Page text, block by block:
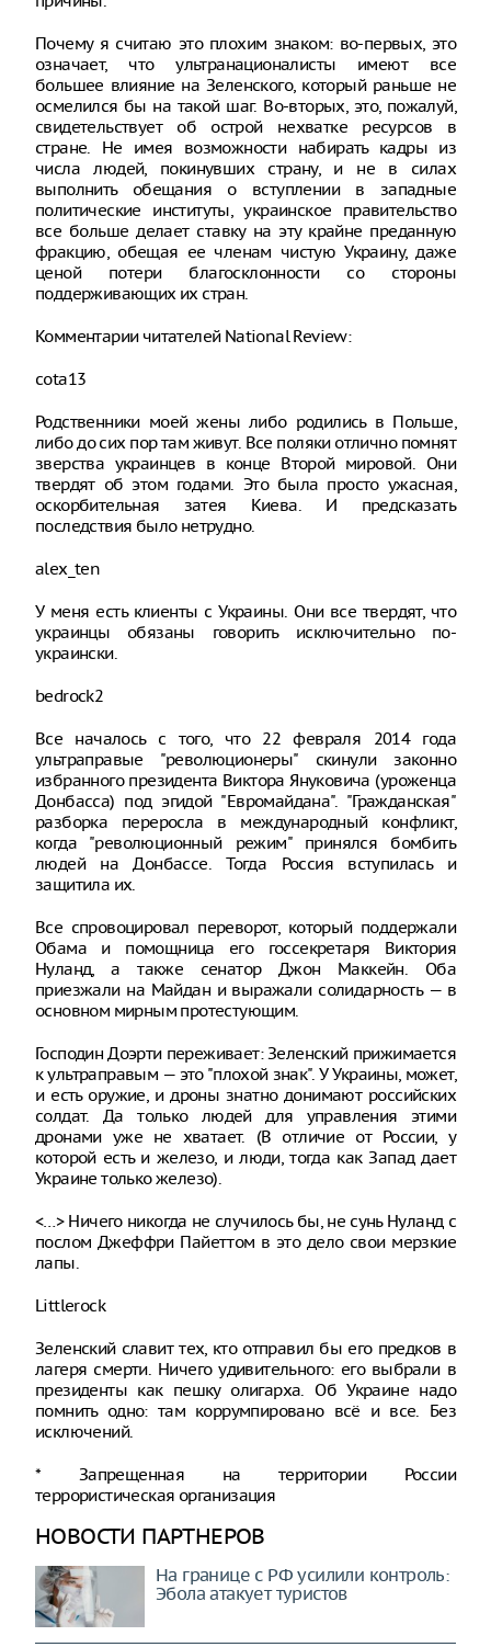
Почему я считаю это плохим знаком: во-первых, это
означает, что ультранационалисты имеют все
большее влияние на Зеленского, который раньше не
осмелился бы на такой шаг. Во-вторых, это, пожалуй,
свидетельствует об острой нехватке ресурсов в
стране. Не имея возможности набирать кадры из
числа людей, покинувших страну, и не в силах
выполнить обещания о вступлении в западные
политические институты, украинское правительство
все больше делает ставку на эту крайне преданную
фракцию, обещая ее членам чистую Украину, даже
ценой потери благосклонности со стороны
поддерживающих их стран.
Комментарии читателей National Review:
cota13
Родственники моей жены либо родились в Польше,
либо до сих пор там живут. Все поляки отлично помнят
зверства украинцев в конце Второй мировой. Они
твердят об этом годами. Это была просто ужасная,
оскорбительная затея Киева. И предсказать
последствия было нетрудно.
alex_ten
У меня есть клиенты с Украины. Они все твердят, что
украинцы обязаны говорить исключительно по-
украински.
bedrock2
Все началось с того, что 22 февраля 2014 года
ультраправые "революционеры" скинули законно
избранного президента Виктора Януковича (уроженца
Донбасса) под эгидой "Евромайдана". "Гражданская"
разборка переросла в международный конфликт,
когда "революционный режим" принялся бомбить
людей на Донбассе. Тогда Россия вступилась и
защитила их.
Все спровоцировал переворот, который поддержали
Обама и помощница его госсекретаря Виктория
Нуланд, а также сенатор Джон Маккейн. Оба
приезжали на Майдан и выражали солидарность — в
основном мирным протестующим.
Господин Доэрти переживает: Зеленский прижимается
к ультраправым — это "плохой знак". У Украины, может,
и есть оружие, и дроны знатно донимают российских
солдат. Да только людей для управления этими
дронами уже не хватает. (В отличие от России, у
которой есть и железо, и люди, тогда как Запад дает
Украине только железо).
<…> Ничего никогда не случилось бы, не сунь Нуланд с
послом Джеффри Пайеттом в это дело свои мерзкие
лапы.
Littlerock
Зеленский славит тех, кто отправил бы его предков в
лагеря смерти. Ничего удивительного: его выбрали в
президенты как пешку олигарха. Об Украине надо
помнить одно: там коррумпировано всё и все. Без
исключений.
* Запрещенная на территории России
террористическая организация
НОВОСТИ ПАРТНЕРОВ
На границе с РФ усилили контроль:
Эбола атакует туристов